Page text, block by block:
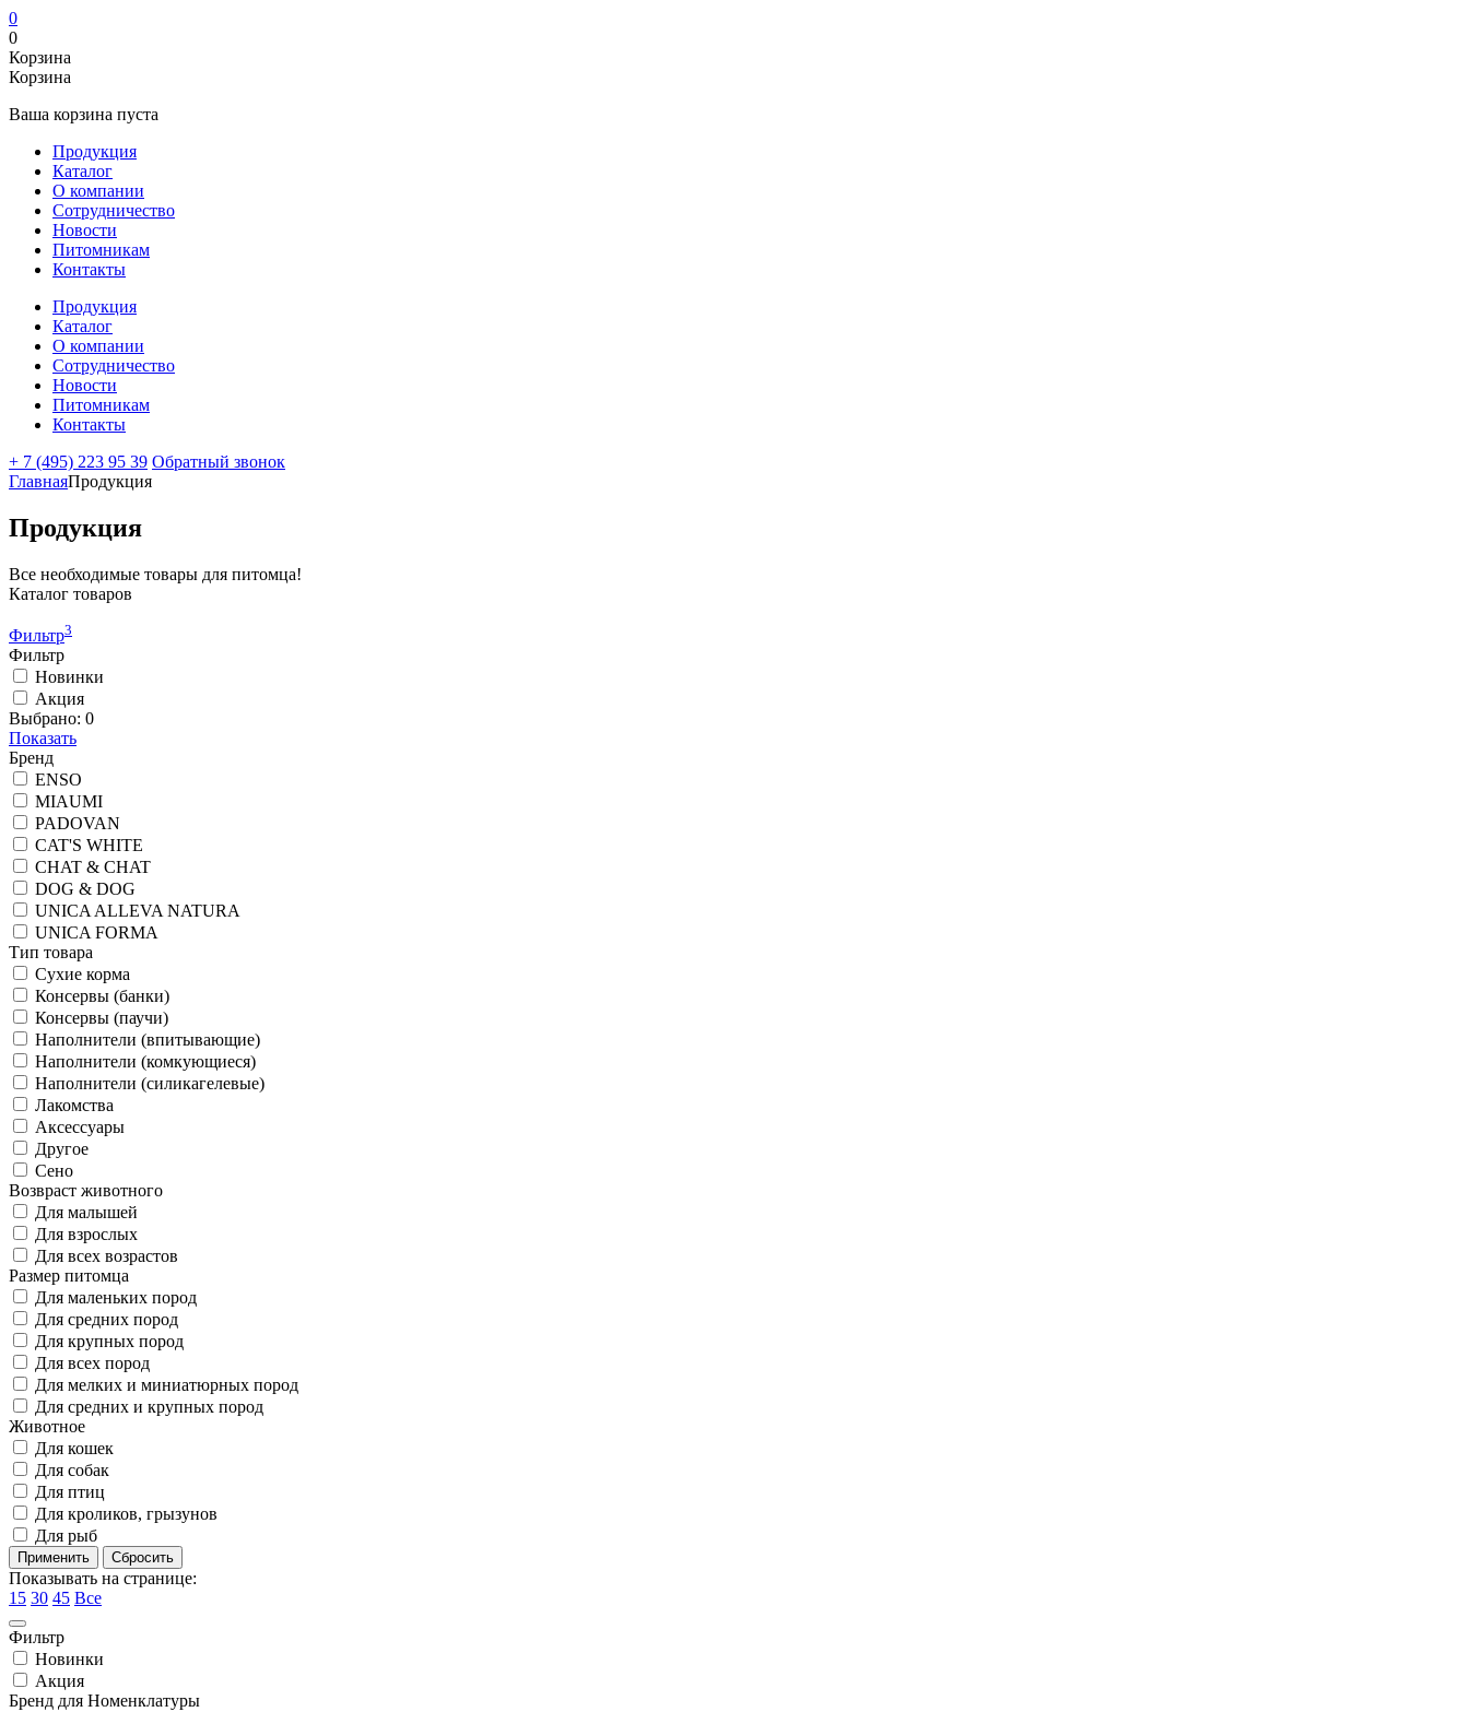
0
0
Корзина
Корзина
Ваша корзина пуста
Продукция
Каталог
О компании
Сотрудничество
Новости
Питомникам
Контакты
Продукция
Каталог
О компании
Сотрудничество
Новости
Питомникам
Контакты
+ 7 (495) 223 95 39 Обратный звонок
ГлавнаяПродукция
Продукция
Все необходимые товары для питомца!
Каталог товаров
Фильтр3
Фильтр
Новинки
Акция
Выбрано: 0
Показать
Бренд
ENSO
MIAUMI
PADOVAN
CAT'S WHITE
CHAT & CHAT
DOG & DOG
UNICA ALLEVA NATURA
UNICA FORMA
Тип товара
Сухие корма
Консервы (банки)
Консервы (паучи)
Наполнители (впитывающие)
Наполнители (комкующиеся)
Наполнители (силикагелевые)
Лакомства
Аксессуары
Другое
Сено
Возвраст животного
Для малышей
Для взрослых
Для всех возрастов
Размер питомца
Для маленьких пород
Для средних пород
Для крупных пород
Для всех пород
Для мелких и миниатюрных пород
Для средних и крупных пород
Животное
Для кошек
Для собак
Для птиц
Для кроликов, грызунов
Для рыб
Показывать на странице:
15 30 45 Все
Фильтр
Новинки
Акция
Бренд для Номенклатуры